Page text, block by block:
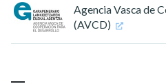
Agencia Vasca de
(AVCD)